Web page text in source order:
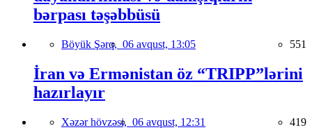
bərpası təşəbbüsü
Böyük Şərq, 06 avqust, 13:05 551
İran və Ermənistan öz “TRIPP”lərini
hazırlayır
Xəzər hövzəsi, 06 avqust, 12:31 419